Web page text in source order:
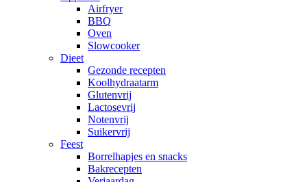
Airfryer
BBQ
Oven
Slowcooker
Dieet
Gezonde recepten
Koolhydraatarm
Glutenvrij
Lactosevrij
Notenvrij
Suikervrij
Feest
Borrelhapjes en snacks
Bakrecepten